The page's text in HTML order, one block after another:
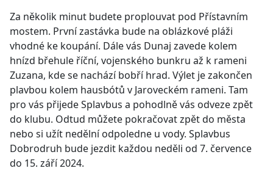
Za několik minut budete proplouvat pod Přístavním
mostem. První zastávka bude na oblázkové pláži
vhodné ke koupání. Dále vás Dunaj zavede kolem
hnízd břehule říční, vojenského bunkru až k rameni
Zuzana, kde se nachází bobří hrad. Výlet je zakončen
plavbou kolem hausbótů v Jaroveckém rameni. Tam
pro vás přijede Splavbus a pohodlně vás odveze zpět
do klubu. Odtud můžete pokračovat zpět do města
nebo si užít nedělní odpoledne u vody. Splavbus
Dobrodruh bude jezdit každou neděli od 7. července
do 15. září 2024.